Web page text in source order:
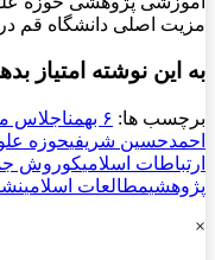
به این نوشته امتیاز
برچسب ها: ۶ بهمن اجلاس
احمدحسین شریفیحوزه
ارتباطات اسلامیکوروش
پژوهشیمطالعات اسلامی
×